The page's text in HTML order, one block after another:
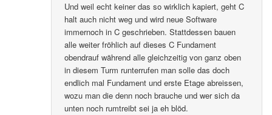
Und weil echt keiner das so wirklich kapiert, geht C
halt auch nicht weg und wird neue Software
immernoch in C geschrieben. Stattdessen bauen
alle weiter fröhlich auf dieses C Fundament
obendrauf während alle gleichzeitig von ganz oben
in diesem Turm runterrufen man solle das doch
endlich mal Fundament und erste Etage abreissen,
wozu man die denn noch brauche und wer sich da
unten noch rumtreibt sei ja eh blöd.